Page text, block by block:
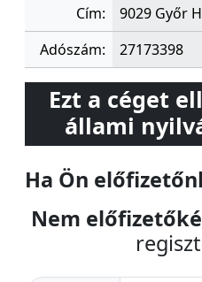
Cím:
9029 Győr
Adószám:
27173398
Ezt a céget
állami
Ha Ön
Nem